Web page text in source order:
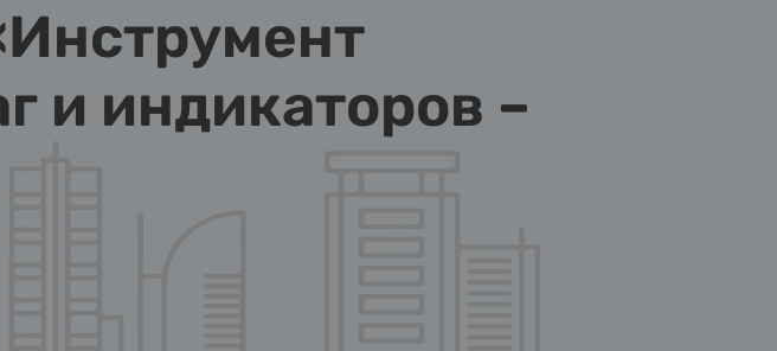
и индикаторов –